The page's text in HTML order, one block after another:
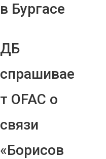
в Бургасе
ДБ
спрашивае
т OFAC о
связи
«Борисов